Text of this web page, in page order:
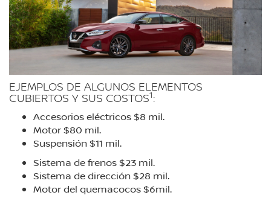
EJEMPLOS DE ALGUNOS ELEMENTOS
CUBIERTOS Y SUS COSTOS1:
Accesorios eléctricos $8 mil.
Motor $80 mil.
Suspensión $11 mil.
Sistema de frenos $23 mil.
Sistema de dirección $28 mil.
Motor del quemacocos $6mil.